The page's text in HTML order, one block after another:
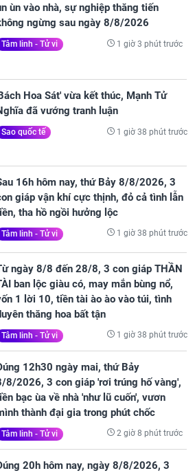
ùn vào nhà, sự nghiệp thăng tiến
ngừng sau ngày 8/8/2026
Tâm linh - Tử vi 1 giờ 3 phút trước
Hoa Sát' vừa kết thúc, Mạnh Tử
đã vướng tranh luận
Sao quốc tế 1 giờ 38 phút trước
16h hôm nay, thứ Bảy 8/8/2026, 3
giáp vận khí cực thịnh, đỏ cả tình lẫn
tha hồ ngồi hưởng lộc
Tâm linh - Tử vi 1 giờ 38 phút trước
ngày 8/8 đến 28/8, 3 con giáp THẦN
ban lộc giàu có, may mắn bùng nổ,
1 lời 10, tiền tài ào ào vào túi, tình
thăng hoa bất tận
Tâm linh - Tử vi 1 giờ 38 phút trước
12h30 ngày mai, thứ Bảy
8/2026, 3 con giáp 'rơi trúng hố vàng',
bạc ùa về nhà 'như lũ cuốn', vươn
thành đại gia trong phút chốc
Tâm linh - Tử vi 2 giờ 8 phút trước
20h hôm nay, ngày 8/8/2026, 3